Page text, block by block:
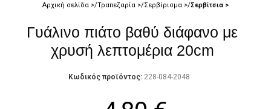
Αρχική σελίδα Τραπεζαρία Σερβίρισμα Σερβίτσια
Γυάλινο πιάτο βαθύ διάφανο με
χρυσή λεπτομέρια 20cm
Κωδικός προϊόντος: 228-084-2048